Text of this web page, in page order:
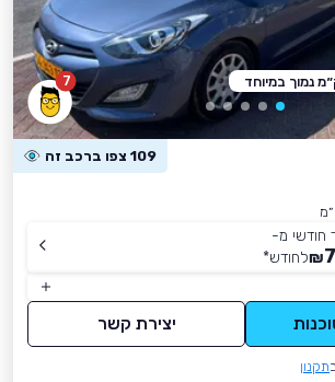
7
109 צפו ברכב זה
חודשי מ-
₪לחודש*
יצירת קשר
תקנון
נמוך במיוחד